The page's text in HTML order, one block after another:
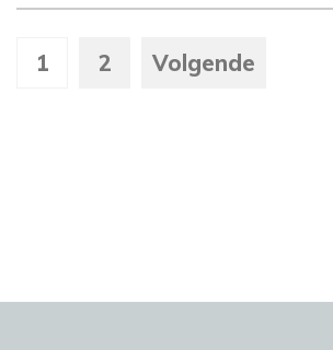
1 2 Volgende